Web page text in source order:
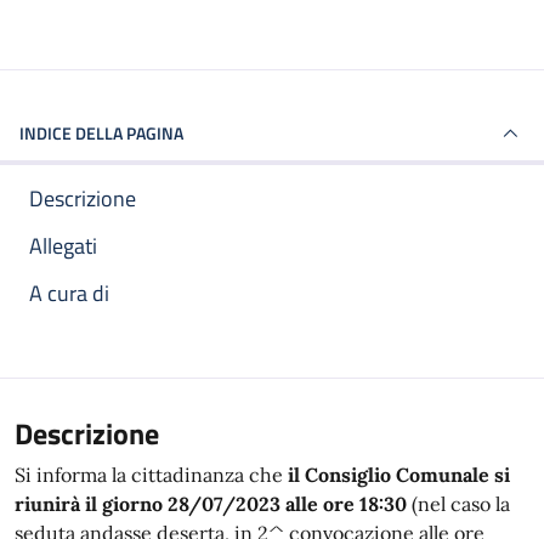
INDICE DELLA PAGINA
Descrizione
Allegati
A cura di
Descrizione
Si informa la cittadinanza che il Consiglio Comunale si
riunirà il giorno 28/07/2023 alle ore 18:30 (nel caso la
seduta andasse deserta, in 2^ convocazione alle ore